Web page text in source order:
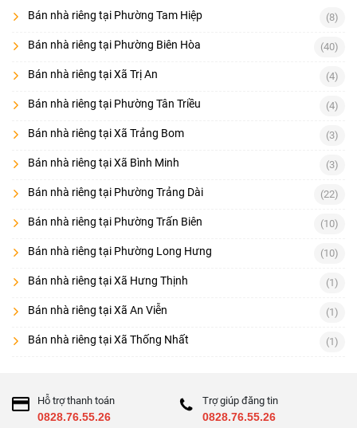
Bán nhà riêng tại Phường Tam Hiệp (8)
Bán nhà riêng tại Phường Biên Hòa (40)
Bán nhà riêng tại Xã Trị An (4)
Bán nhà riêng tại Phường Tân Triều (4)
Bán nhà riêng tại Xã Trảng Bom (3)
Bán nhà riêng tại Xã Bình Minh (3)
Bán nhà riêng tại Phường Trảng Dài (22)
Bán nhà riêng tại Phường Trấn Biên (10)
Bán nhà riêng tại Phường Long Hưng (10)
Bán nhà riêng tại Xã Hưng Thịnh (1)
Bán nhà riêng tại Xã An Viễn (1)
Bán nhà riêng tại Xã Thống Nhất (1)
Hỗ trợ thanh toán
0828.76.55.26
Trợ giúp đăng tin
0828.76.55.26